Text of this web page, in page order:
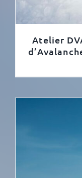
Atelier